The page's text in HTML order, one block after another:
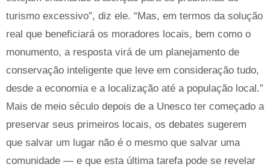
turismo excessivo”, diz ele. “Mas, em termos da solução
real que beneficiará os moradores locais, bem como o
monumento, a resposta virá de um planejamento de
conservação inteligente que leve em consideração tudo,
desde a economia e a localização até a população local.”
Mais de meio século depois de a Unesco ter começado a
preservar seus primeiros locais, os debates sugerem
que salvar um lugar não é o mesmo que salvar uma
comunidade — e que esta última tarefa pode se revelar